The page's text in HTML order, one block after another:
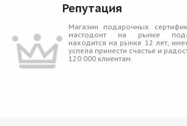
Репутация
Магазин подарочных
мастодонт на рынке
находится на рынке 12 лет,
успела принести счастье и
120 000 клиентам.